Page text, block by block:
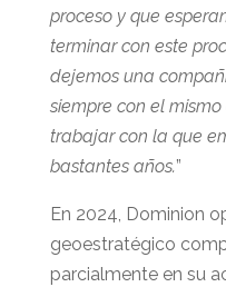
proceso y que
terminar con este
dejemos una
siempre con el
trabajar con la que
bastantes años.”
En 2024, Dominion
geoestratégico
parcialmente en su